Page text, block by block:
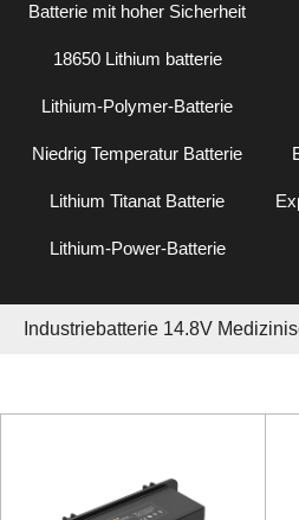
Batterie mit hoher Sicherheit
18650 Lithium batterie
Lithium-Polymer-Batterie
Niedrig Temperatur Batterie
Lithium Titanat Batterie
Lithium-Power-Batterie
Industriebatterie 14.8V